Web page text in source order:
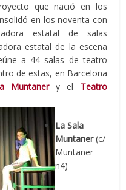
que nació en los
en los noventa con
estatal de salas
estatal de la escena
a 44 salas de teatro
de estas, en Barcelona
Muntanery el Teatro
La Sala
Muntaner(c/
Muntaner
n4)